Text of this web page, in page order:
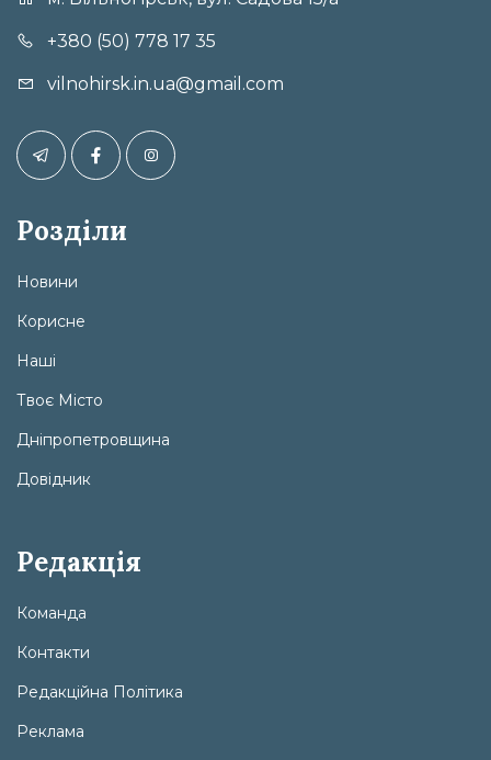
+380 (50) 778 17 35
vilnohirsk.in.ua@gmail.com
Розділи
Новини
Корисне
Наші
Твоє Місто
Дніпропетровщина
Довідник
Редакція
Команда
Контакти
Редакційна Політика
Реклама